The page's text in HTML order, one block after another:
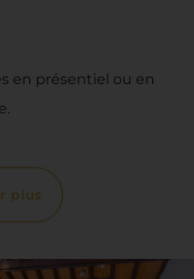
en présentiel ou en
plus